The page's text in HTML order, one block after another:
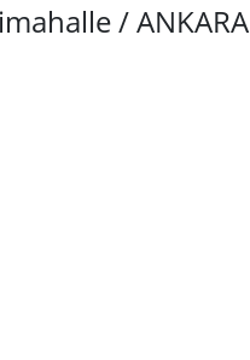
/ ANKARA